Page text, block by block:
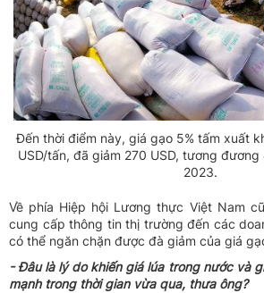
Đến thời điểm này, giá gạo 5% tấm xuất
USD/tấn, đã giảm 270 USD, tương đương
2023.
Về phía Hiệp hội Lương thực Việt Nam
cung cấp thông tin thị trường đến các
có thể ngăn chặn được đà giảm của giá
- Đâu là lý do khiến giá lúa trong nước và
mạnh trong thời gian vừa qua, thưa ông?